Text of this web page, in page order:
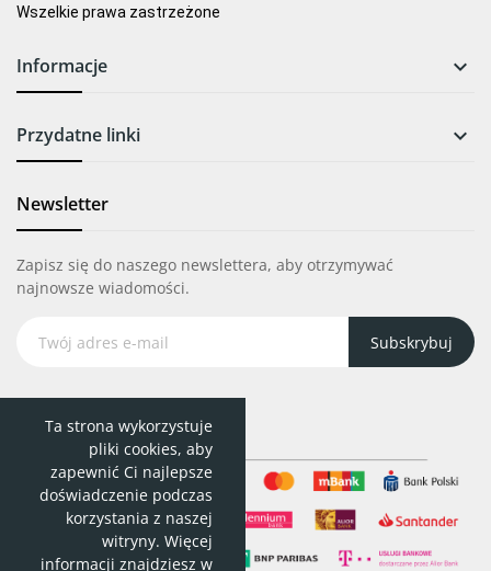
Wszelkie prawa zastrzeżone
Informacje 
Przydatne linki 
Newsletter
Zapisz się do naszego newslettera, aby otrzymywać
najnowsze wiadomości.
Subskrybuj
Ta strona wykorzystuje
pliki cookies, aby
zapewnić Ci najlepsze
doświadczenie podczas
korzystania z naszej
witryny. Więcej
informacji znajdziesz w